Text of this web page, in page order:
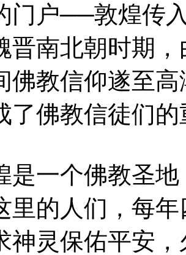
门户──敦煌传
晋南北朝时期
佛教信仰遂至
了佛教信徒们
个佛教圣地
里的人们，每
神灵保佑平安